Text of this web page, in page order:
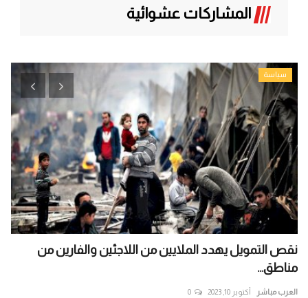
المشاركات عشوائية
سياسة
نقص التمويل يهدد الملايين من اللاجئين والفارين من
مناطق...
العرب مباشر أكتوبر 10, 2023 0